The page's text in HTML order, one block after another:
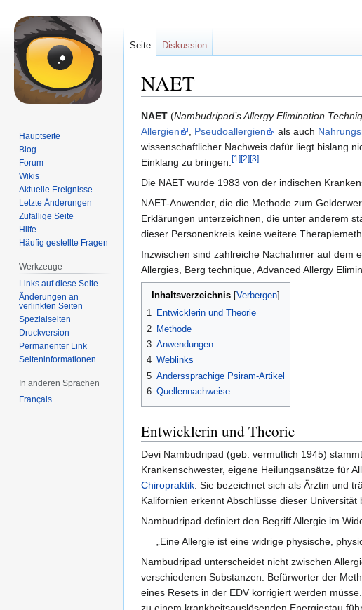
NAET
Zur
Navigation
springen
Zur
Suche
springen
NAET (Nambudripad’s Allergy Elimination
Allergien
, Pseudoallergien als auch
wissenschaftlicher Nachweis dafür liegt bislang
Einklang zu bringen.[1][2][3]
Die NAET wurde 1983 von der indischen
NAET-Anwender, die die Methode zum
Erklärungen unterzeichnen, die unter anderem
dieser Personenkreis keine weitere
Inzwischen sind zahlreiche Nachahmer auf dem
Allergies, Berg technique, Advanced Allergy
Inhaltsverzeichnis
1 Entwicklerin und Theorie
2 Methode
3 Anwendungen
4 Weblinks
5 Anderssprachige Psiram-Artikel
6 Quellennachweise
Entwicklerin und Theorie
Devi Nambudripad (geb. vermutlich 1945)
Krankenschwester, eigene Heilungsansätze für
Chiropraktik. Sie bezeichnet sich als Ärztin und
Kalifornien erkennt Abschlüsse dieser
Nambudripad definiert den Begriff Allergie im
„Eine Allergie ist eine widrige physische,
Nambudripad unterscheidet nicht zwischen
verschiedenen Substanzen. Befürworter der
eines Resets in der EDV korrigiert werden
Seite Diskussion
Hauptseite
Blog
Forum
Wikis
Aktuelle Ereignisse
Letzte Änderungen
Zufällige Seite
Hilfe
Häufig gestellte Fragen
Werkzeuge
Links auf diese Seite
Änderungen an
verlinkten Seiten
Spezialseiten
Druckversion
Permanenter Link
Seiten­informationen
In anderen Sprachen
Français